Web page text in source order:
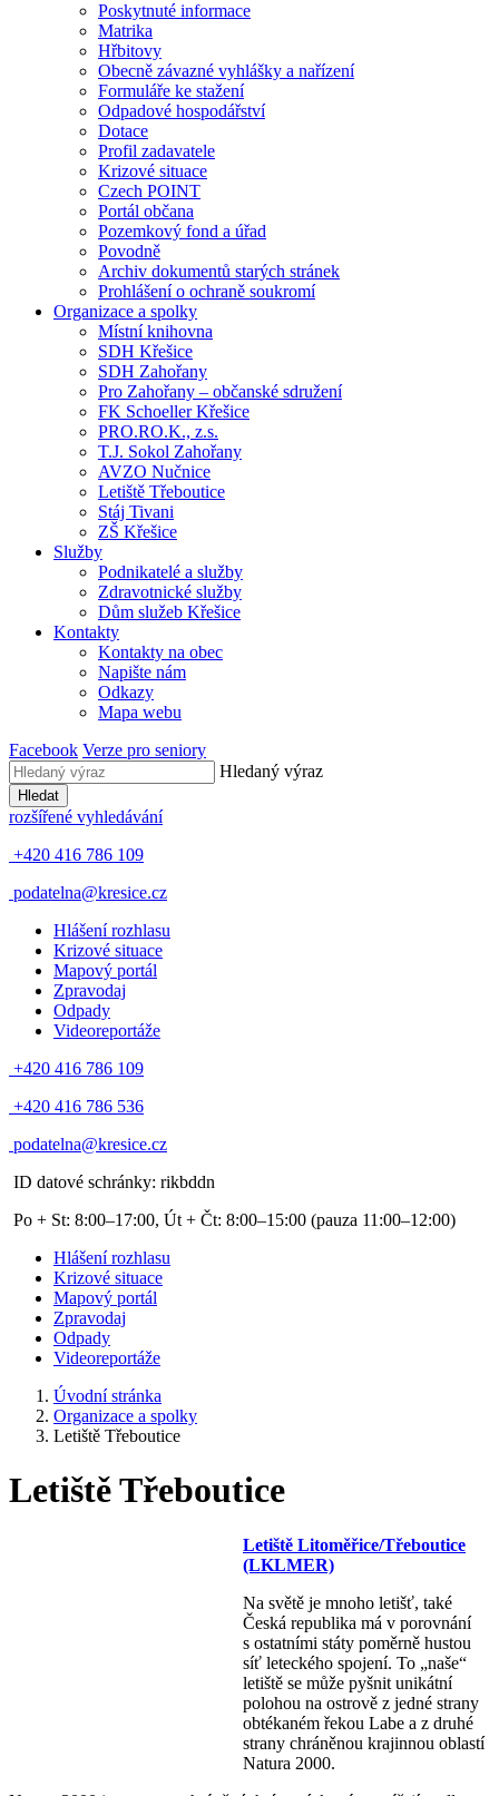
Poskytnuté informace
Matrika
Hřbitovy
Obecně závazné vyhlášky a nařízení
Formuláře ke stažení
Odpadové hospodářství
Dotace
Profil zadavatele
Krizové situace
Czech POINT
Portál občana
Pozemkový fond a úřad
Povodně
Archiv dokumentů starých stránek
Prohlášení o ochraně soukromí
Organizace a spolky
Místní knihovna
SDH Křešice
SDH Zahořany
Pro Zahořany – občanské sdružení
FK Schoeller Křešice
PRO.RO.K., z.s.
T.J. Sokol Zahořany
AVZO Nučnice
Letiště Třeboutice
Stáj Tivani
ZŠ Křešice
Služby
Podnikatelé a služby
Zdravotnické služby
Dům služeb Křešice
Kontakty
Kontakty na obec
Napište nám
Odkazy
Mapa webu
Facebook Verze pro seniory
Hledaný výraz
Hledat
rozšířené vyhledávání
+420 416 786 109
podatelna@kresice.cz
Hlášení rozhlasu
Krizové situace
Mapový portál
Zpravodaj
Odpady
Videoreportáže
+420 416 786 109
+420 416 786 536
podatelna@kresice.cz
ID datové schránky: rikbddn
Po + St: 8:00–17:00, Út + Čt: 8:00–15:00 (pauza 11:00–12:00)
Hlášení rozhlasu
Krizové situace
Mapový portál
Zpravodaj
Odpady
Videoreportáže
Úvodní stránka
Organizace a spolky
Letiště Třeboutice
Letiště Třeboutice
Letiště Litoměřice/Třeboutice
(LKLMER)
Na světě je mnoho letišť, také
Česká republika má v porovnání
s ostatními státy poměrně hustou
síť leteckého spojení. To „naše“
letiště se může pyšnit unikátní
polohou na ostrově z jedné strany
obtékaném řekou Labe a z druhé
strany chráněnou krajinnou oblastí
Natura 2000.